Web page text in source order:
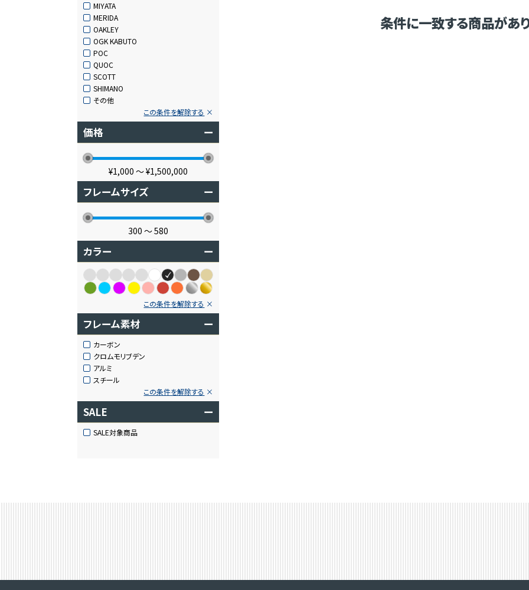
MIYATA
MERIDA
OAKLEY
OGK KABUTO
POC
QUOC
SCOTT
SHIMANO
その他
この条件を解除する
価格 ー
¥1,000 〜¥1,500,000
フレームサイズ ー
300 〜580
カラー ー
この条件を解除する
フレーム素材 ー
カーボン
クロムモリブデン
アルミ
スチール
この条件を解除する
SALE ー
SALE対象商品
条件に一致する商品があ